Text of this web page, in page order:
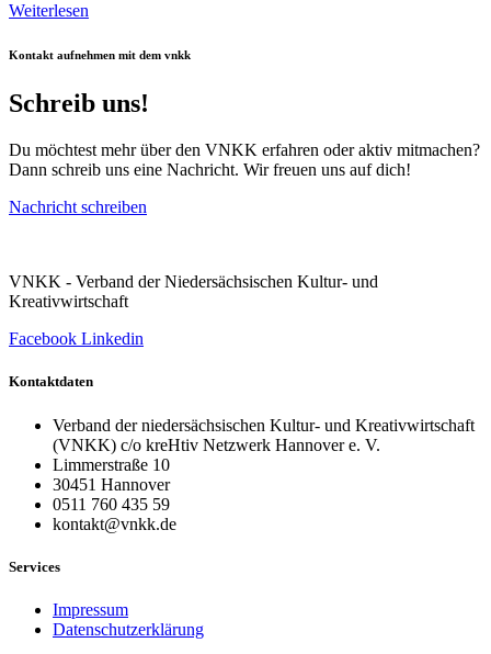
Weiterlesen
Kontakt aufnehmen mit dem vnkk
Schreib uns!
Du möchtest mehr über den VNKK erfahren oder aktiv mitmachen?
Dann schreib uns eine Nachricht. Wir freuen uns auf dich!
Nachricht schreiben
VNKK - Verband der Niedersächsischen Kultur- und
Kreativwirtschaft
Facebook Linkedin
Kontaktdaten
Verband der niedersächsischen Kultur- und Kreativwirtschaft
(VNKK) c/o kreHtiv Netzwerk Hannover e. V.
Limmerstraße 10
30451 Hannover
0511 760 435 59
kontakt@vnkk.de
Services
Impressum
Datenschutzerklärung